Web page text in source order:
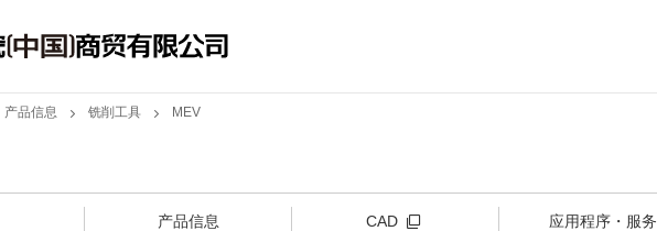
产品信息 铣削工具 MEV
产品信息 CAD 应用程序・服务